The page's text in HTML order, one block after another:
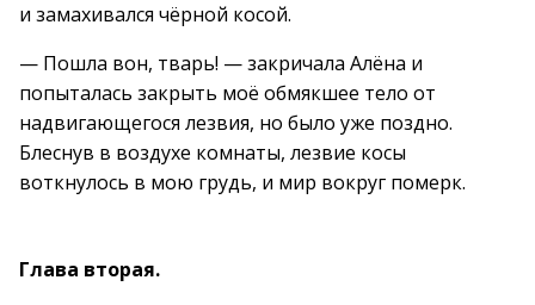
и замахивался чёрной косой.
— Пошла вон, тварь! — закричала Алёна и
попыталась закрыть моё обмякшее тело от
надвигающегося лезвия, но было уже поздно.
Блеснув в воздухе комнаты, лезвие косы
воткнулось в мою грудь, и мир вокруг померк.
Глава вторая.